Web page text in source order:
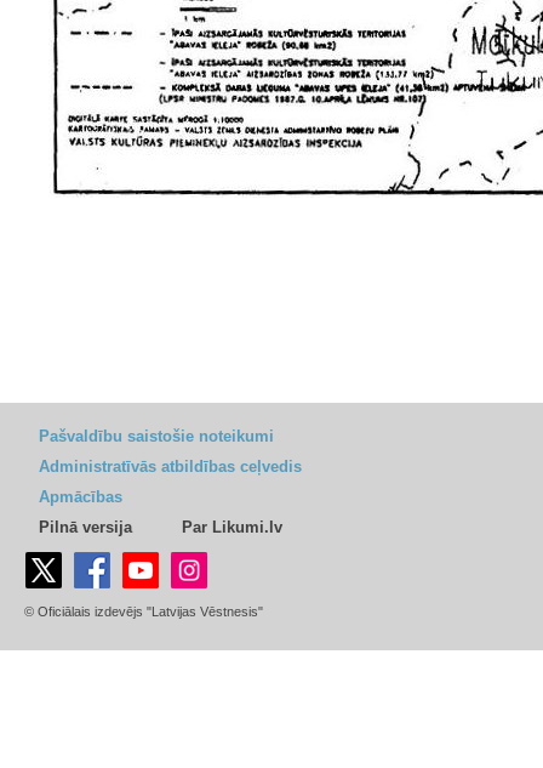
Pašvaldību saistošie noteikumi
Administratīvās atbildības ceļvedis
Apmācības
Pilnā versija
Par Likumi.lv
© Oficiālais izdevējs "Latvijas Vēstnesis"